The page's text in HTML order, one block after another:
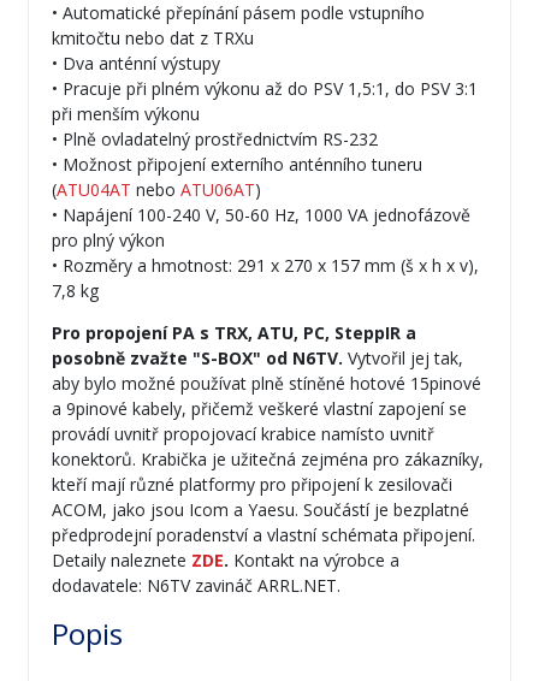
• Automatické přepínání pásem podle vstupního
kmitočtu nebo dat z TRXu
• Dva anténní výstupy
• Pracuje při plném výkonu až do PSV 1,5:1, do PSV 3:1
při menším výkonu
• Plně ovladatelný prostřednictvím RS-232
• Možnost připojení externího anténního tuneru
(ATU04AT nebo ATU06AT)
• Napájení 100-240 V, 50-60 Hz, 1000 VA jednofázově
pro plný výkon
• Rozměry a hmotnost: 291 x 270 x 157 mm (š x h x v),
7,8 kg
Pro propojení PA s TRX, ATU, PC, SteppIR a
posobně zvažte "S-BOX" od N6TV. Vytvořil jej tak,
aby bylo možné používat plně stíněné hotové 15pinové
a 9pinové kabely, přičemž veškeré vlastní zapojení se
provádí uvnitř propojovací krabice namísto uvnitř
konektorů. Krabička je užitečná zejména pro zákazníky,
kteří mají různé platformy pro připojení k zesilovači
ACOM, jako jsou Icom a Yaesu. Součástí je bezplatné
předprodejní poradenství a vlastní schémata připojení.
Detaily naleznete ZDE. Kontakt na výrobce a
dodavatele: N6TV zavináč ARRL.NET.
Popis